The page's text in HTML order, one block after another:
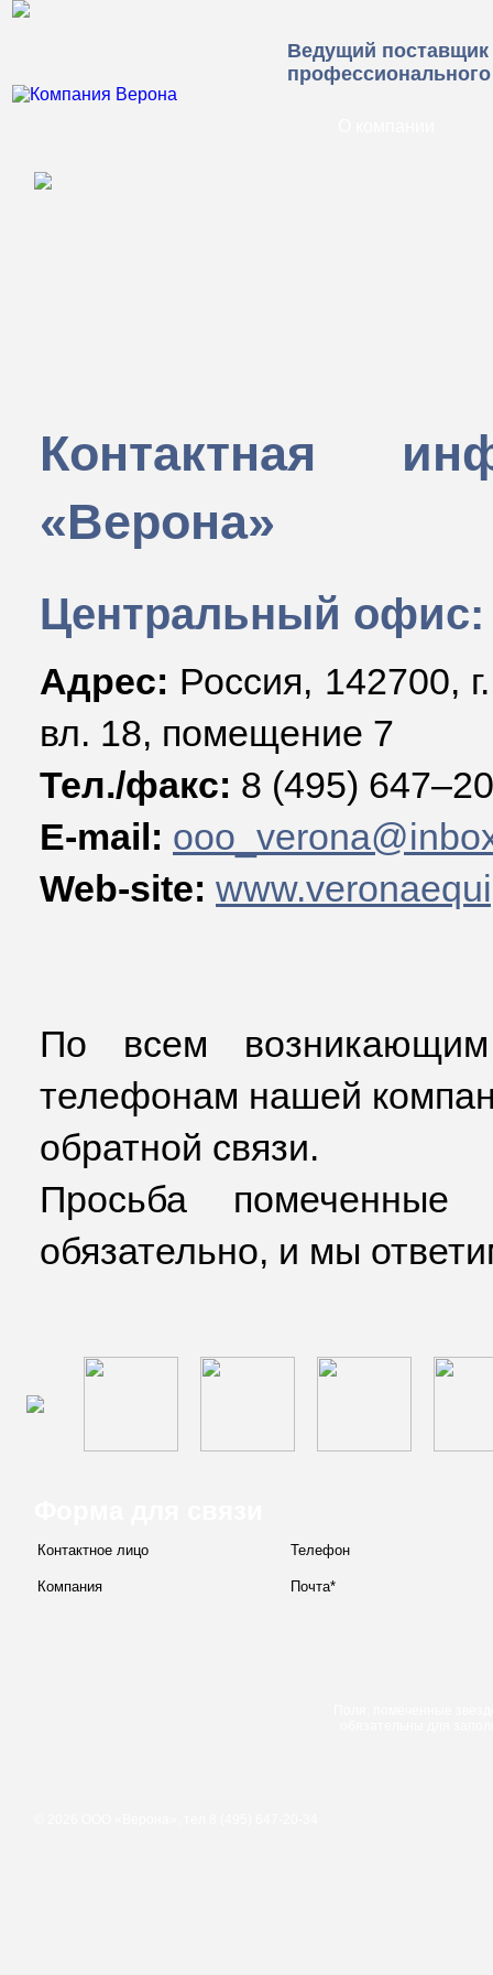
Ведущий поставщик
Контактная
«Верона»
Центральный офис:
Адрес: Россия, 142700,
вл. 18, помещение 7
Тел./факс: 8 (495)
E-mail:
Web-site:
По всем
телефонам нашей
обратной связи.
Просьба помеченные
обязательно, и мы